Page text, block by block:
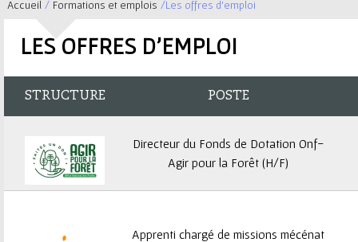
t
Accueil / Formations et emplois /Les offres d'emploi
LES OFFRES D'EMPLOI
STRUCTURE POSTE
Directeur du Fonds de Dotation Onf-
Agir pour la Forêt (H/F)
Apprenti chargé de missions mécénat